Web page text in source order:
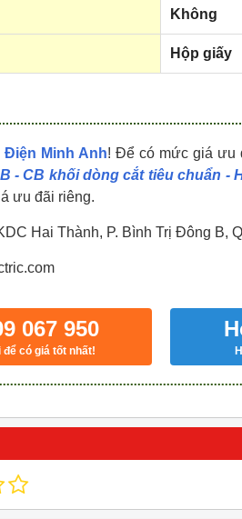
Không
Hộp giấy
Điện Minh Anh! Để có mức giá ưu
- CB khối dòng cắt tiêu chuẩn -
ưu đãi riêng.
Hai Thành, P. Bình Trị Đông B,
067 950
có giá tốt nhất!